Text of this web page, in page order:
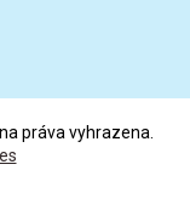
práva vyhrazena.